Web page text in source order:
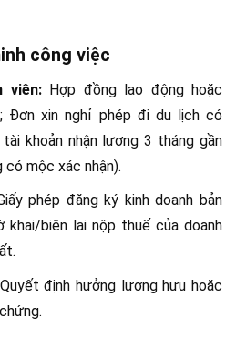
công việc
viên:Hợp đồng lao động hoặc
Đơn xin nghỉ phép đi du lịch có
khoản nhận lương 3 tháng gần
mộc xác nhận).
phép đăng ký kinh doanh bản
khai/biên lai nộp thuế của doanh
định hưởng lương hưu hoặc